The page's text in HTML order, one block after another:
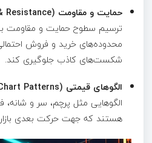
حمایت و مقاومت (Support & Resistance)
ترسیم سطوح حمایت و مقاومت
محدوده‌های خرید و فروش
شکست‌های کاذب جلوگیری کند.
الگوهای قیمتی (Chart Patterns)
الگوهایی مثل پرچم، سر و شانه،
هستند که جهت حرکت بعدی